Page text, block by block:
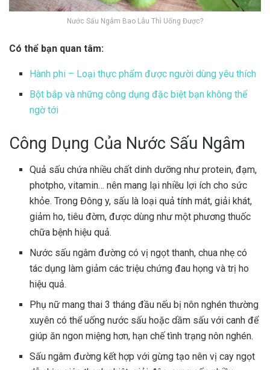
Nước Sấu Ngâm Bao Lâu Thì Uống Được?
Có thể bạn quan tâm:
Hành phi – Loại thực phẩm được người dùng yêu thích
Bột bắp và những công dụng đặc biệt bạn không thể
ngờ tới
Công Dụng Của Nước Sấu Ngâm
Quả sấu chứa nhiều chất dinh dưỡng như protein, đạm,
photpho, vitamin… nên mang lại nhiều lợi ích cho sức
khỏe. Trong Đông y, sấu là loại quả tính mát, giải khát,
giảm ho, tiêu đờm, được dùng như một phương thuốc
chữa bệnh hiệu quả.
Nước sấu ngâm đường có vị ngọt thanh, chua nhẹ có
tác dụng làm giảm các triệu chứng đau họng và trị ho
hiệu quả.
Phụ nữ mang thai 3 tháng đầu nếu bị nôn nghén thường
xuyên có thể uống nước sấu hoặc dầm sấu với canh để
giúp ăn ngon miệng hơn, hạn chế tình trạng nôn nghén.
Sấu ngâm đường kết hợp với gừng tạo nên vị cay ngọt